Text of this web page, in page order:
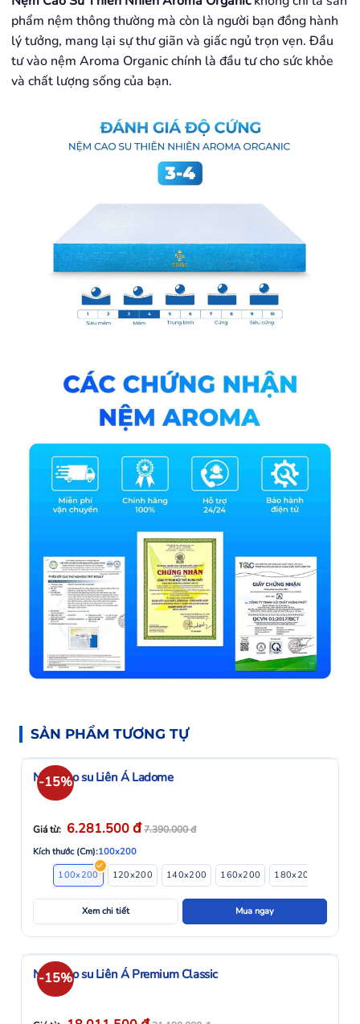
phẩm nệm thông thường mà còn là người bạn đồng hành
lý tưởng, mang lại sự thư giãn và giấc ngủ trọn vẹn. Đầu
tư vào nệm Aroma Organic chính là đầu tư cho sức khỏe
và chất lượng sống của bạn.
SẢN PHẨM TƯƠNG TỰ
-15%
Nệm cao su Liên Á Ladome
Giá từ: 6.281.500đ7.390.000đ
Kích thước (Cm):100x200
100x200
120x200 140x200 160x200 180x200
Xem chi tiết Mua ngay
-15%
Nệm cao su Liên Á Premium Classic